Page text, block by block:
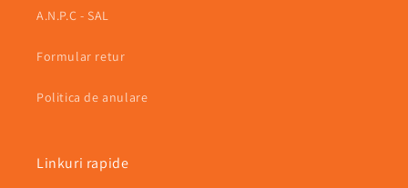
A.N.P.C - SAL
Formular retur
Politica de anulare
Linkuri rapide